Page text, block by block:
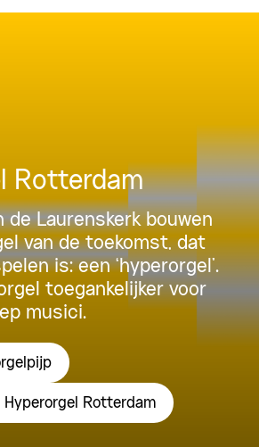
Rotterdam
de Laurenskerk bouwen
van de toekomst, dat
is: een ‘hyperorgel’.
toegankelijker voor
musici.
Hyperorgel Rotterdam